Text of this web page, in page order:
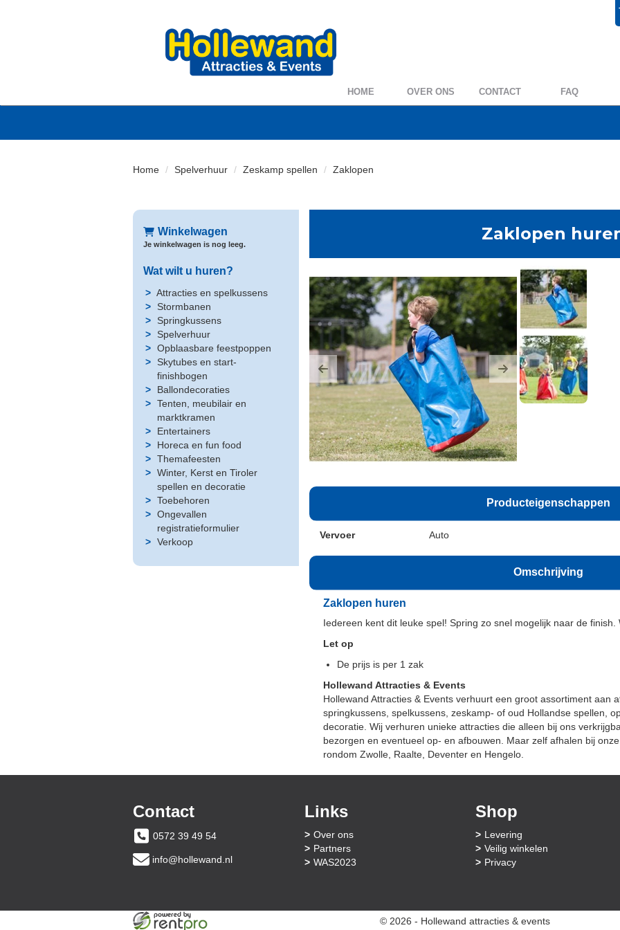
HOME OVER ONS CONTACT FAQ
Home Spelverhuur Zeskamp spellen Zaklopen
Winkelwagen
Je winkelwagen is nog leeg.
Wat wilt u huren?
Attracties en spelkussens
Stormbanen
Springkussens
Spelverhuur
Opblaasbare feestpoppen
Skytubes en start-
finishbogen
Ballondecoraties
Tenten, meubilair en
marktkramen
Entertainers
Horeca en fun food
Themafeesten
Winter, Kerst en Tiroler
spellen en decoratie
Toebehoren
Ongevallen
registratieformulier
Verkoop
Zaklopen
Previous Next
Producteigenschappen
Vervoer Auto
Omschrijving
Zaklopen huren
Iedereen kent dit leuke spel! Spring zo snel mogelijk naar de finish.
Let op
De prijs is per 1 zak
Hollewand Attracties & Events
Hollewand Attracties & Events verhuurt een groot assortiment aan
springkussens, spelkussens, zeskamp- of oud Hollandse spellen,
decoratie. Wij verhuren unieke attracties die alleen bij ons
bezorgen en eventueel op- en afbouwen. Maar zelf afhalen bij
rondom Zwolle, Raalte, Deventer en Hengelo.
Contact
0572 39 49 54
info@hollewand.nl
Links
Over ons
Partners
WAS2023
Shop
Levering
Veilig winkelen
Privacy
© 2026 - Hollewand attracties & events